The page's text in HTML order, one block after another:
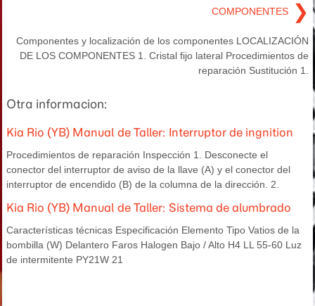
COMPONENTES ❯
Componentes y localización de los componentes LOCALIZACIÓN
DE LOS COMPONENTES 1. Cristal fijo lateral Procedimientos de
reparación Sustitución 1.
Otra informacion:
Kia Rio (YB) Manual de Taller: Interruptor de ingnition
Procedimientos de reparación Inspección 1. Desconecte el
conector del interruptor de aviso de la llave (A) y el conector del
interruptor de encendido (B) de la columna de la dirección. 2.
Kia Rio (YB) Manual de Taller: Sistema de alumbrado
Características técnicas Especificación Elemento Tipo Vatios de la
bombilla (W) Delantero Faros Halogen Bajo / Alto H4 LL 55-60 Luz
de intermitente PY21W 21